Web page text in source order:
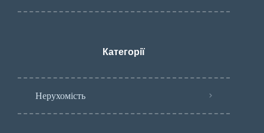
Категорії
Нерухомість